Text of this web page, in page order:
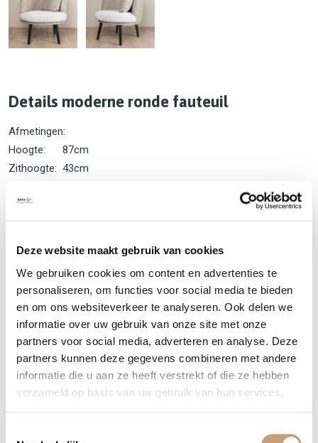
Deze website maakt gebruik van cookies
We gebruiken cookies om content en advertenties te
personaliseren, om functies voor social media te bieden
en om ons websiteverkeer te analyseren. Ook delen we
informatie over uw gebruik van onze site met onze
partners voor social media, adverteren en analyse. Deze
partners kunnen deze gegevens combineren met andere
informatie die u aan ze heeft verstrekt of die ze hebben
verzameld op basis van uw gebruik van hun services.
Details moderne ronde fauteuil
Afmetingen:
Hoogte: 87cm
Zithoogte: 43cm
Zitbreedte: 53cm
Levertijd moderne ronde fauteuil
De gemiddelde levertijd van de fauteuil Devina is zo’n 6 tot 8
weken. Heeft u vragen? Dan kunt u het onderstaande
contactformulier invullen en zullen wij zo spoedig mogelijk
contact met u opnemen, u kunt ons ook telefonisch bereiken
op:035 – 75 13 098